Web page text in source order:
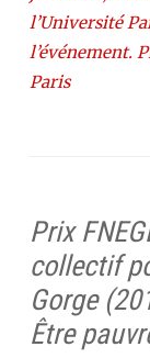
l’Université
l’événement.
Paris
Prix
collectif
Gorge
Être